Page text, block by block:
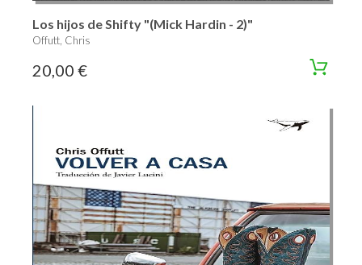
Los hijos de Shifty "(Mick Hardin - 2)"
Offutt, Chris
20,00 €